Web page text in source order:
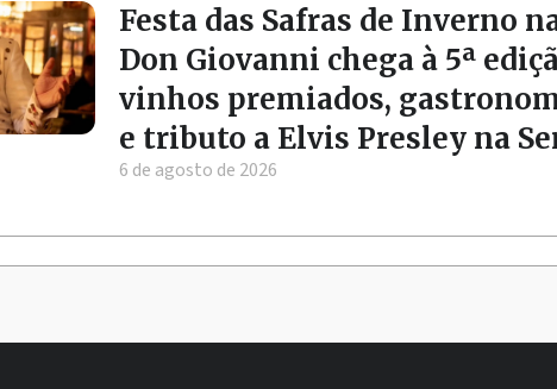
Festa das Safras de Inverno
Don Giovanni chega à 5ª
vinhos premiados,
e tributo a Elvis Presley na
6 de agosto de 2026